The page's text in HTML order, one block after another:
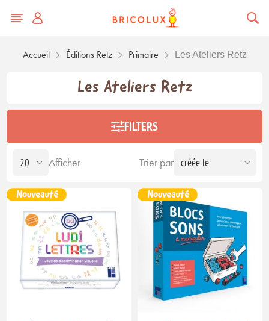
Accueil Éditions Retz Primaire Les Ateliers Retz
Les Ateliers Retz
FILTERS
Trier par
Afficher